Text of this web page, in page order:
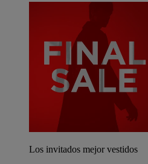
Los invitados mejor vestidos